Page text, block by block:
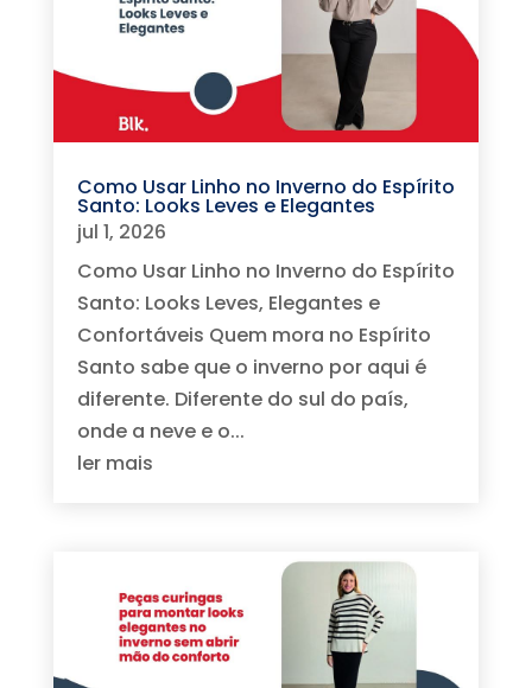
Como Usar Linho no Inverno do Espírito
Santo: Looks Leves e Elegantes
jul 1, 2026
Como Usar Linho no Inverno do Espírito
Santo: Looks Leves, Elegantes e
Confortáveis Quem mora no Espírito
Santo sabe que o inverno por aqui é
diferente. Diferente do sul do país,
onde a neve e o...
ler mais